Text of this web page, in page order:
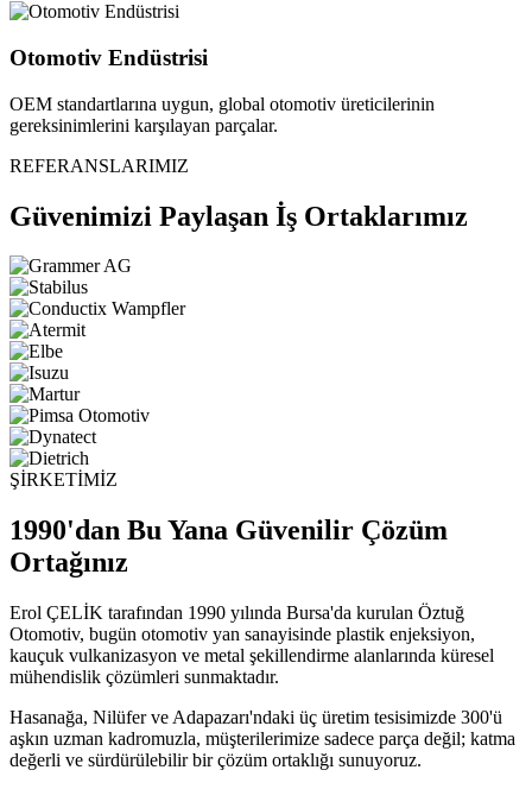
Otomotiv Endüstrisi
OEM standartlarına uygun, global otomotiv üreticilerinin
gereksinimlerini karşılayan parçalar.
REFERANSLARIMIZ
Güvenimizi Paylaşan İş Ortaklarımız
ŞİRKETİMİZ
1990'dan Bu Yana Güvenilir Çözüm
Ortağınız
Erol ÇELİK tarafından 1990 yılında Bursa'da kurulan Öztuğ
Otomotiv, bugün otomotiv yan sanayisinde plastik enjeksiyon,
kauçuk vulkanizasyon ve metal şekillendirme alanlarında küresel
mühendislik çözümleri sunmaktadır.
Hasanağa, Nilüfer ve Adapazarı'ndaki üç üretim tesisimizde 300'ü
aşkın uzman kadromuzla, müşterilerimize sadece parça değil; katma
değerli ve sürdürülebilir bir çözüm ortaklığı sunuyoruz.